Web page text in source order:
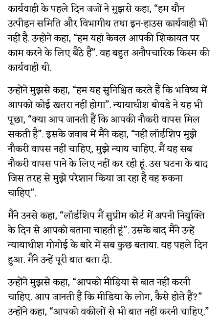
कार्यवाही के पहले दिन जजों ने मुझसे कहा, “हम यौन
उत्पीड़न समिति और विभागीय तथा इन-हाउस कार्यवाही भी
नहीं है. उन्होने कहा, “हम यहां केवल आपकी शिकायत पर
काम करने के लिए बैठे हैं”. वह बहुत अनौपचारिक किस्म की
कार्यवाही थी.
उन्होंने मुझसे कहा, “हम यह सुनिश्चित करते हैं कि भविष्य में
आपको कोई खतरा नहीं होगा”. न्यायाधीश बोवडे ने यह भी
पूछा, “क्या आप जानती हैं कि आपकी नौकरी वापस मिल
सकती है”. इसके जवाब में मैंने कहा, “नहीं लॉर्डशिप मुझे
नौकरी वापस नहीं चाहिए, मुझे न्याय चाहिए. मैं यह सब
नौकरी वापस पाने के लिए नहीं कर रही हूं. उस घटना के बाद
जिस तरह से मुझे परेशान किया जा रहा है वह रुकना
चाहिए”.
मैंने उनसे कहा, “लॉर्डशिप मैं सुप्रीम कोर्ट में अपनी नियुक्ति
के दिन से आपको बताना चाहती हूं”. उसके बाद मैंने उन्हें
न्यायाधीश गोगोई के बारे में सब कुछ बताया. यह पहले दिन
हुआ. मैंने उन्हें पूरी बात बता दी.
उन्होंने मुझसे कहा, “आपको मीडिया से बात नहीं करनी
चाहिए. आप जानती हैं कि मीडिया के लोग, कैसे होते हैं?”
उन्होंने कहा, “आपको वकीलों से भी बात नहीं करनी चाहिए.”